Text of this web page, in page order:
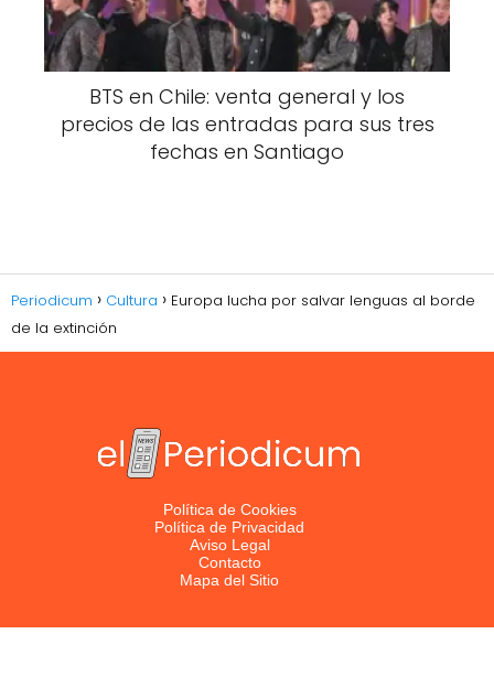
BTS en Chile: venta general y los
precios de las entradas para sus tres
fechas en Santiago
Periodicum Cultura
Europa lucha por salvar lenguas al borde
de la extinción
Política de Cookies
Política de Privacidad
Aviso Legal
Contacto
Mapa del Sitio